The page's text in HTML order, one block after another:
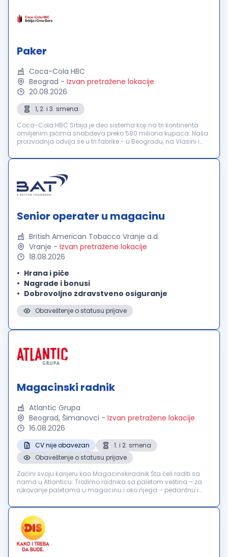
Paker
Coca-Cola HBC
Beograd - Izvan pretražene lokacije
20.08.2026
1, 2. i 3. smena
Coca-Cola HBC Srbija je deo sistema koji na tri kontinenta
omiljenim pićima snabdeva preko 580 miliona kupaca. Naša
proizvodnja odvija se u tri fabrike - u Beogradu, na Vlasini i
stabilno ...
Senior operater u magacinu
British American Tobacco Vranje a.d.
Vranje - Izvan pretražene lokacije
18.08.2026
Hrana i piće
Nagrade i bonusi
Dobrovoljno zdravstveno osiguranje
Obaveštenje o statusu prijave
Magacinski radnik
Atlantic Grupa
Beograd, Šimanovci - Izvan pretražene lokacije
16.08.2026
CV nije obavezan
1. i 2. smena
Obaveštenje o statusu prijave
Začini svoju karijeru kao Magacinskiradnik Šta ćeš raditi sa
nama u Atlanticu: Tražimo radnika sa paletom veština – za
rukovanje paletama u magacinu i oko njega – pedantnu i
distributivnog centra...